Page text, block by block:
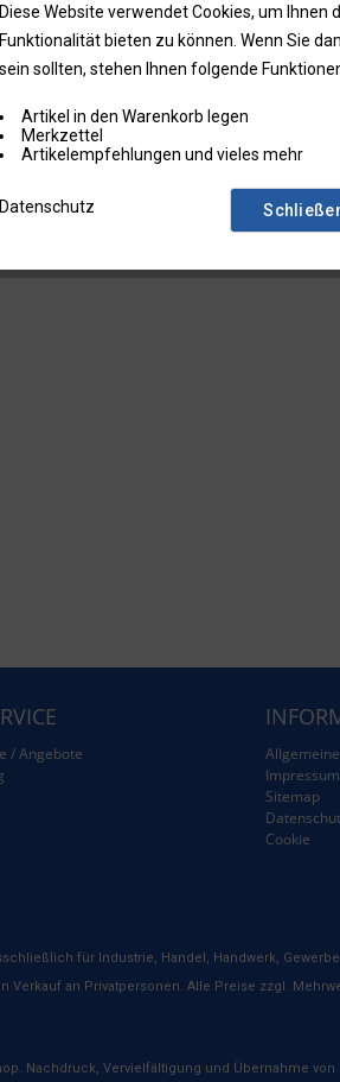
/ Angebote
Impressum
Sitemap
Cookie
für Industrie, Handel, Handwerk,
Verkauf an Privatpersonen. Alle Preise zzgl.
Nachdruck, Vervielfältigung und Übernahme
Diese Website verwendet Cookies, um Ihnen
Funktionalität bieten zu können. Wenn Sie
sein sollten, stehen Ihnen folgende
Artikel in den Warenkorb legen
Merkzettel
Artikelempfehlungen und vieles mehr
Datenschutz